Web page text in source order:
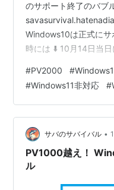
のサポート終了のバブ
Windows10は正式に
時には ⬇️ 10月14日当
崩壊の様相を見せてい
えてるんだけどね） も
ぎてあきらめつつある
ちょっとおもしろいな
ちのW…
#PV2000 #
#Windows11非対応 #
サバのサバイバル •
PV1000越え！
ル